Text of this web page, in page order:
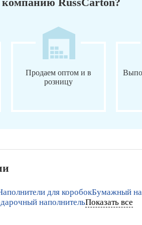
Продаем оптом и в
розницу
для коробокБумажный
наполнительПоказать все